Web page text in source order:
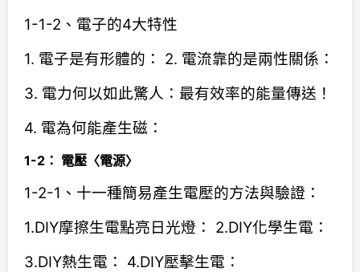
1-1-2、電子的4大特性
1. 電子是有形體的： 2. 電流靠的是兩性關係：
3. 電力何以如此驚人：最有效率的能量傳送！
4. 電為何能產生磁：
1-2： 電壓〈電源〉
1-2-1、十一種簡易產生電壓的方法與驗證：
1.DIY摩擦生電點亮日光燈： 2.DIY化學生電：
3.DIY熱生電： 4.DIY壓擊生電：